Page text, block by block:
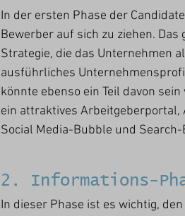
In der ersten Phase der
Bewerber auf sich zu ziehen.
Strategie, die das Unternehmen
ausführliches
könnte ebenso ein Teil davon
ein attraktives
Social Media-Bubble und
2. Informations-
In dieser Phase ist es wichtig,